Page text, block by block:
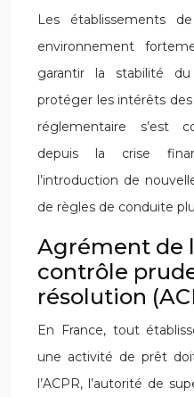
Les établissements
environnement
garantir la stabilité
protéger les intérêts
réglementaire s’est
depuis la crise
l’introduction de
de règles de conduite
Agrément de
contrôle
résolution
En France, tout
une activité de prêt
l’ACPR, l’autorité de